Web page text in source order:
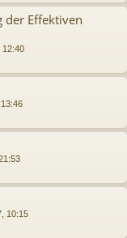
der Effektiven
12:40
10:15